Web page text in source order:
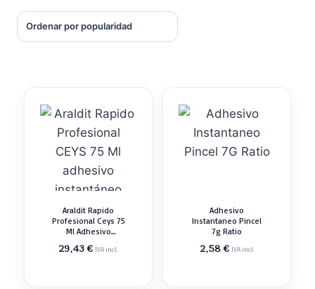
Araldit Rapido
Profesional Ceys 75
Ml Adhesivo
29,43€ IVA incl.
Adhesivo
Instantaneo Pincel
7g Ratio
2,58€ IVA incl.